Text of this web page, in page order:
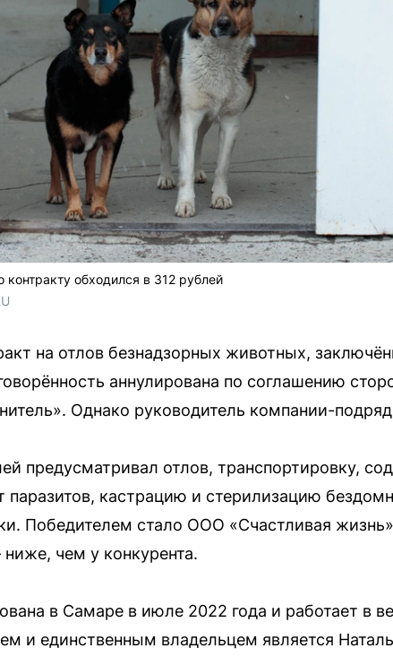
обходился в 312 рублей
на отлов безнадзорных животных,
аннулирована по соглашению
Однако руководитель компании-
предусматривал отлов, транспортировку,
паразитов, кастрацию и стерилизацию
Победителем стало ООО «Счастливая
чем у конкурента.
в Самаре в июле 2022 года и работает в
и единственным владельцем является